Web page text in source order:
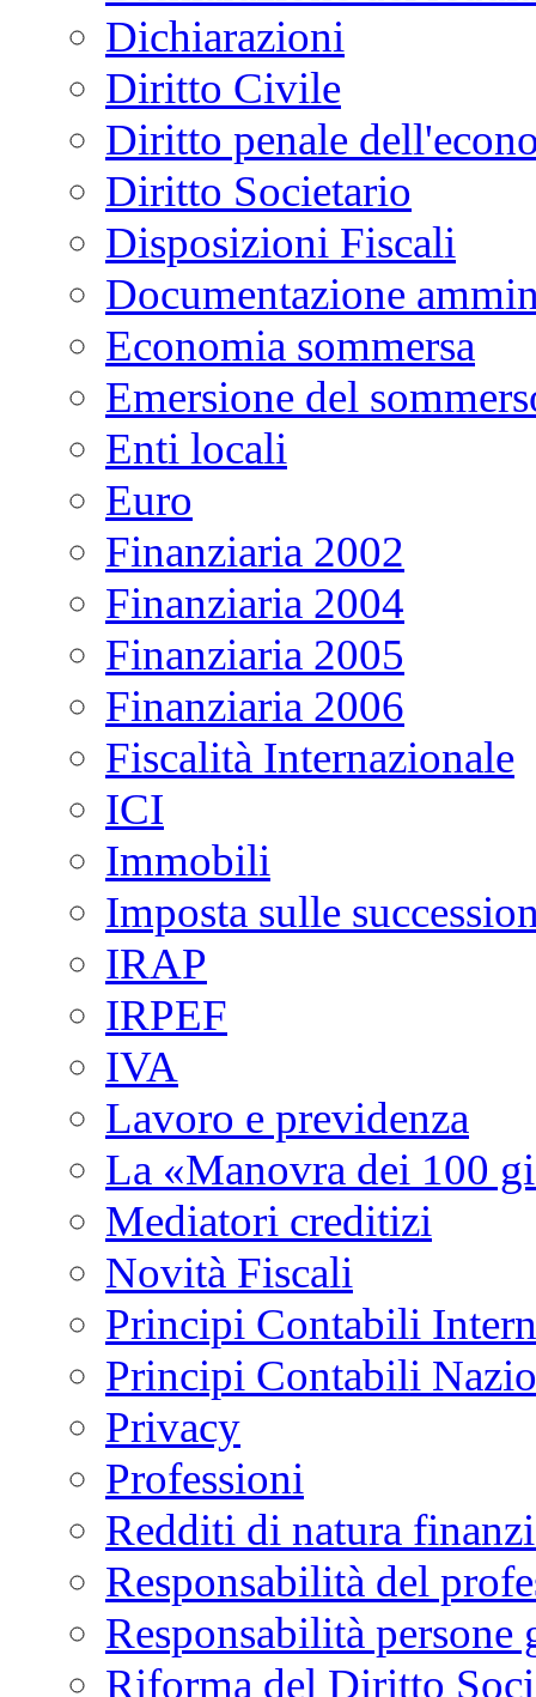
Dichiarazioni
Diritto Civile
Diritto penale
Diritto Societario
Disposizioni Fiscali
Documentazione
Economia sommersa
Emersione del
Enti locali
Euro
Finanziaria 2002
Finanziaria 2004
Finanziaria 2005
Finanziaria 2006
Fiscalità Internazionale
ICI
Immobili
Imposta sulle
IRAP
IRPEF
IVA
Lavoro e previdenza
La «Manovra dei 100
Mediatori creditizi
Novità Fiscali
Principi Contabili
Principi Contabili
Privacy
Professioni
Redditi di natura
Responsabilità del
Responsabilità persone
Riforma del Diritto